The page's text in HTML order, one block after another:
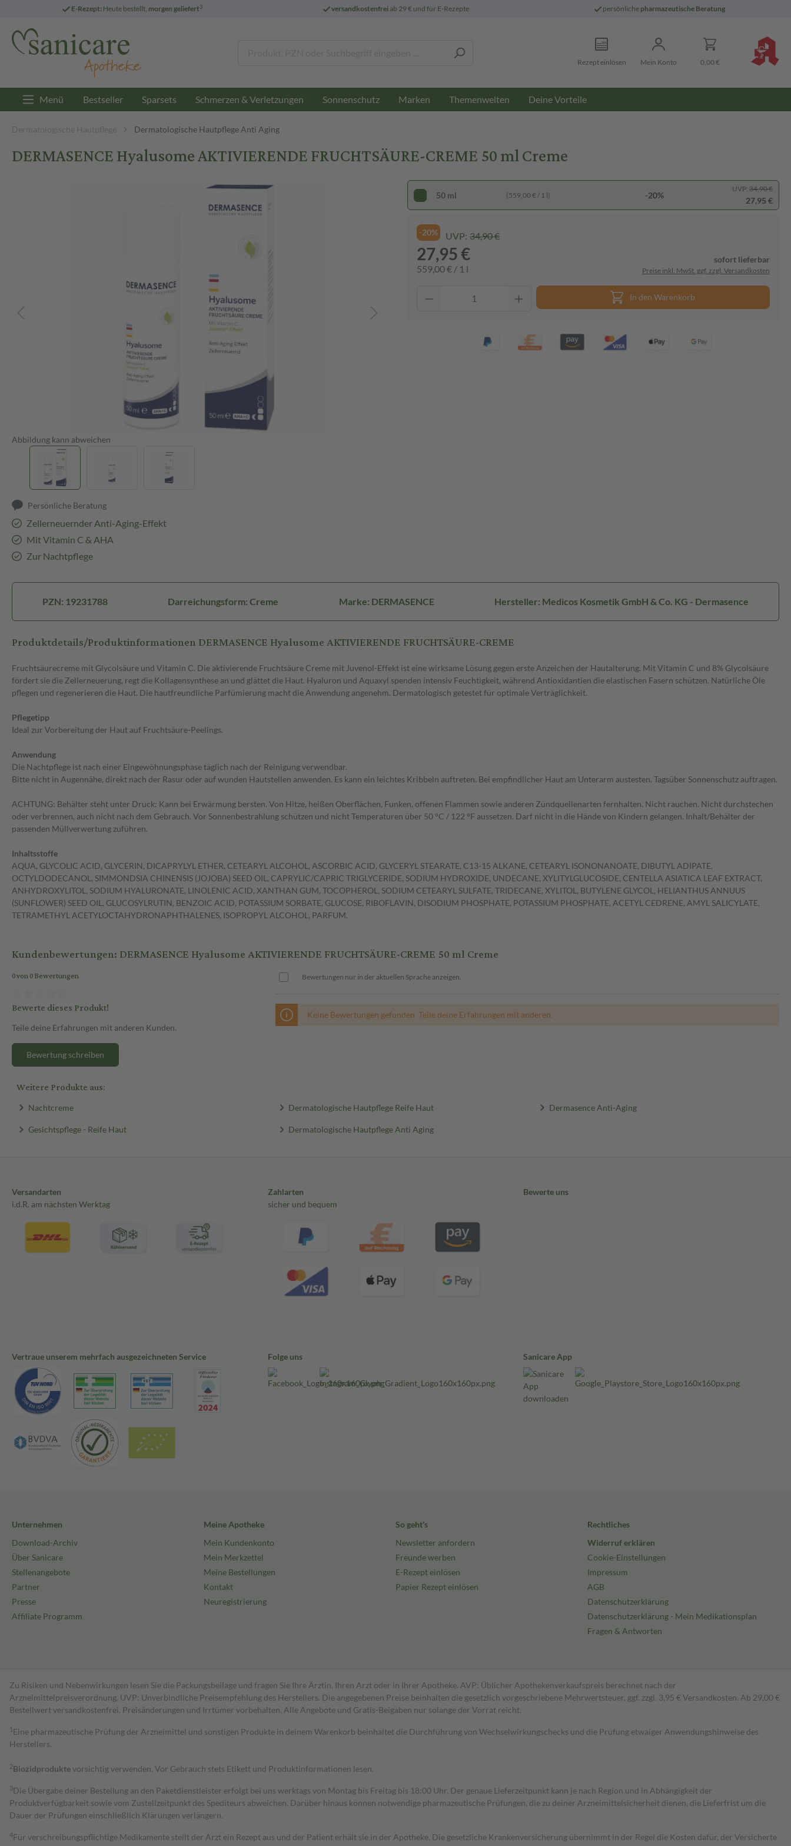
E-Rezept: Heute bestellt, morgen geliefert3 versandkostenfreiab 29 € und für E-Rezepte persönliche pharmazeutische Beratung
Rezept einlösen Mein Konto 0,00 €
Menü Bestseller Sparsets Schmerzen & Verletzungen Sonnenschutz Marken Themenwelten Deine Vorteile
Dermatologische Hautpflege Dermatologische Hautpflege Anti Aging
DERMASENCE Hyalusome AKTIVIERENDE FRUCHTSÄURE-CREME 50 ml Creme
Abbildung kann abweichen
Persönliche Beratung
Zellerneuernder Anti-Aging-Effekt
Mit Vitamin C & AHA
Zur Nachtpflege
50 ml (559,00 € / 1 l) -20%
UVP: 34,90 €
27,95 €
-20% UVP: 34,90 €
27,95 €
559,00 € / 1 l
sofort lieferbar
Preise inkl. MwSt. ggf. zzgl. Versandkosten
In den Warenkorb
PZN: 19231788 Darreichungsform: Creme Marke: DERMASENCE Hersteller: Medicos Kosmetik GmbH & Co. KG - Dermasence
Produktdetails/Produktinformationen DERMASENCE Hyalusome AKTIVIERENDE FRUCHTSÄURE-CREME
Fruchtsäurecreme mit Glycolsäure und Vitamin C. Die aktivierende Fruchtsäure Creme mit Juvenol-Effekt ist eine wirksame Lösung gegen erste Anzeichen der Hautalterung. Mit Vitamin C und 8% Glycolsäure
fördert sie die Zellerneuerung, regt die Kollagensynthese an und glättet die Haut. Hyaluron und Aquaxyl spenden intensiv Feuchtigkeit, während Antioxidantien die elastischen Fasern schützen. Natürliche Öle
pflegen und regenerieren die Haut. Die hautfreundliche Parfümierung macht die Anwendung angenehm. Dermatologisch getestet für optimale Verträglichkeit.
Pflegetipp
Ideal zur Vorbereitung der Haut auf Fruchtsäure-Peelings.
Anwendung
Die Nachtpflege ist nach einer Eingewöhnungsphase täglich nach der Reinigung verwendbar.
Bitte nicht in Augennähe, direkt nach der Rasur oder auf wunden Hautstellen anwenden. Es kann ein leichtes Kribbeln auftreten. Bei empfindlicher Haut am Unterarm austesten. Tagsüber Sonnenschutz auftragen.
ACHTUNG: Behälter steht unter Druck: Kann bei Erwärmung bersten. Von Hitze, heißen Oberflächen, Funken, offenen Flammen sowie anderen Zündquellenarten fernhalten. Nicht rauchen. Nicht durchstechen
oder verbrennen, auch nicht nach dem Gebrauch. Vor Sonnenbestrahlung schützen und nicht Temperaturen über 50 °C / 122 °F aussetzen. Darf nicht in die Hände von Kindern gelangen. Inhalt/Behälter der
passenden Müllverwertung zuführen.
Inhaltsstoffe
AQUA, GLYCOLIC ACID, GLYCERIN, DICAPRYLYL ETHER, CETEARYL ALCOHOL, ASCORBIC ACID, GLYCERYL STEARATE, C13-15 ALKANE, CETEARYL ISONONANOATE, DIBUTYL ADIPATE,
OCTYLDODECANOL, SIMMONDSIA CHINENSIS (JOJOBA) SEED OIL, CAPRYLIC/CAPRIC TRIGLYCERIDE, SODIUM HYDROXIDE, UNDECANE, XYLITYLGLUCOSIDE, CENTELLA ASIATICA LEAF EXTRACT,
ANHYDROXYLITOL, SODIUM HYALURONATE, LINOLENIC ACID, XANTHAN GUM, TOCOPHEROL, SODIUM CETEARYL SULFATE, TRIDECANE, XYLITOL, BUTYLENE GLYCOL, HELIANTHUS ANNUUS
(SUNFLOWER) SEED OIL, GLUCOSYLRUTIN, BENZOIC ACID, POTASSIUM SORBATE, GLUCOSE, RIBOFLAVIN, DISODIUM PHOSPHATE, POTASSIUM PHOSPHATE, ACETYL CEDRENE, AMYL SALICYLATE,
TETRAMETHYL ACETYLOCTAHYDRONAPHTHALENES, ISOPROPYL ALCOHOL, PARFUM.
Kundenbewertungen: DERMASENCE Hyalusome AKTIVIERENDE FRUCHTSÄURE-CREME 50 ml Creme
0 von 0 Bewertungen
Bewerte dieses Produkt!
Teile deine Erfahrungen mit anderen Kunden.
Bewertung schreiben
Bewertungen nur in der aktuellen Sprache anzeigen.
Keine Bewertungen gefunden. Teile deine Erfahrungen mit anderen.
Weitere Produkte aus:
Nachtcreme Dermatologische Hautpflege Reife Haut Dermasence Anti-Aging
Gesichtspflege - Reife Haut Dermatologische Hautpflege Anti Aging
Versandarten
i.d.R. am nächsten Werktag
Zahlarten
sicher und bequem
Bewerte uns
Vertraue unserem mehrfach ausgezeichneten Service Folge uns Sanicare App
Unternehmen
Download-Archiv
Über Sanicare
Stellenangebote
Partner
Presse
Affiliate Programm
Meine Apotheke
Mein Kundenkonto
Mein Merkzettel
Meine Bestellungen
Kontakt
Neuregistrierung
So geht's
Newsletter anfordern
Freunde werben
E-Rezept einlösen
Papier Rezept einlösen
Rechtliches
Widerruf erklären
Cookie-Einstellungen
Impressum
AGB
Datenschutzerklärung
Datenschutzerklärung - Mein Medikationsplan
Fragen & Antworten
Zu Risiken und Nebenwirkungen lesen Sie die Packungsbeilage und fragen Sie Ihre Ärztin, Ihren Arzt oder in Ihrer Apotheke. AVP: Üblicher Apothekenverkaufspreis berechnet nach der
Arzneimittelpreisverordnung. UVP: Unverbindliche Preisempfehlung des Herstellers. Die angegebenen Preise beinhalten die gesetzlich vorgeschriebene Mehrwertsteuer, ggf. zzgl. 3,95 € Versandkosten. Ab 29,00 €
Bestell­wert versand­kosten­frei. Preisänderungen und Irrtümer vorbehalten. Alle Angebote und Gratis-Beigaben nur solange der Vorrat reicht.
1 Eine pharmazeutische Prüfung der Arzneimittel und sonstigen Produkte in deinem Warenkorb beinhaltet die Durchführung von Wechselwirkungschecks und die Prüfung etwaiger Anwendungshinweise des
Herstellers.
2Biozidproduktevorsichtig verwenden. Vor Gebrauch stets Etikett und Produktinformationen lesen.
3Die Übergabe deiner Bestellung an den Paketdienstleister erfolgt bei uns werktags von Montag bis Freitag bis 18:00 Uhr. Der genaue Lieferzeitpunkt kann je nach Region und in Abhängigkeit der
Produktverfügbarkeit sowie vom Zustellzeitpunkt des Spediteurs abweichen. Darüber hinaus können notwendige pharmazeutische Prüfungen, die zu deiner Arzneimittelsicherheit dienen, die Lieferfrist um die
Dauer der Prüfungen einschließlich Klärungen verlängern.
4Für verschreibungspflichtige Medikamente stellt der Arzt ein Rezept aus und der Patient erhält sie in der Apotheke. Die gesetzliche Krankenversicherung übernimmt in der Regel die Kosten dafür, der Versicherte